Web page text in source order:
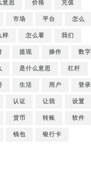
意思 价格
充值
市场 平台
怎么
样 怎么看
我们
提现 操作
数字
是什么意思
杠杆
生活 用户
登录
认证 让我
设置
货币 转账
软件
钱包 银行卡